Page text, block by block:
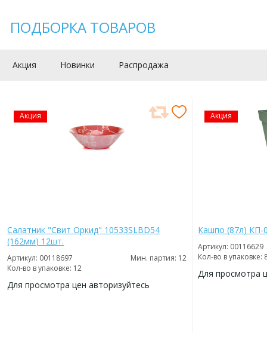
ПОДБОРКА ТОВАРОВ
Акция Новинки Распродажа
Акция
Салатник "Свит Оркид" 10533SLBD54
(162мм) 12шт.
Артикул: 00118697
Мин. партия: 12
Кол-во в упаковке: 12
Для просмотра цен авторизуйтесь
Акция
Кашпо (87л) КП-
Артикул: 00116629
Кол-во в упаковке:
Для просмотра